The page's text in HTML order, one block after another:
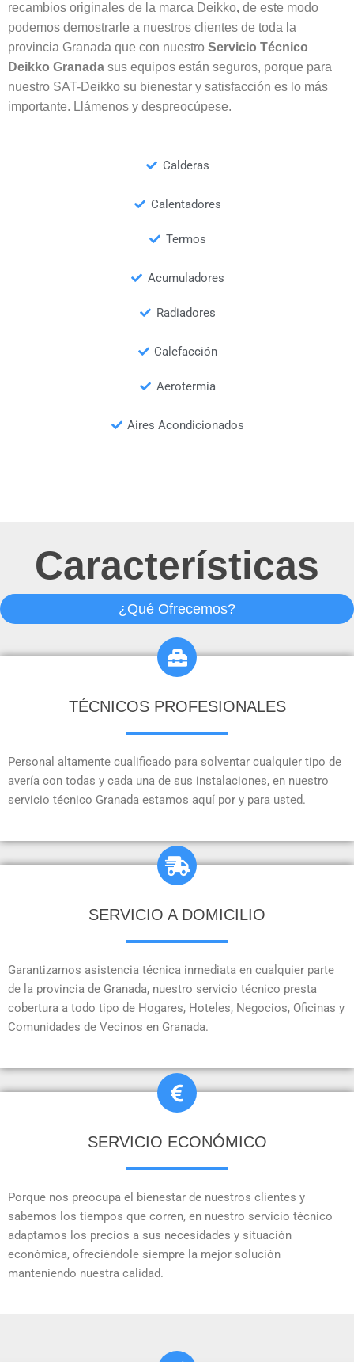
recambios originales de la marca Deikko, de este modo
podemos demostrarle a nuestros clientes de toda la
provincia Granada que con nuestro Servicio Técnico
Deikko Granada sus equipos están seguros, porque para
nuestro SAT-Deikko su bienestar y satisfacción es lo más
importante. Llámenos y despreocúpese.
Calderas
Calentadores
Termos
Acumuladores
Radiadores
Calefacción
Aerotermia
Aires Acondicionados
Características
¿Qué Ofrecemos?
TÉCNICOS PROFESIONALES
Personal altamente cualificado para solventar cualquier tipo de
avería con todas y cada una de sus instalaciones, en nuestro
servicio técnico Granada estamos aquí por y para usted.
SERVICIO A DOMICILIO
Garantizamos asistencia técnica inmediata en cualquier parte
de la provincia de Granada, nuestro servicio técnico presta
cobertura a todo tipo de Hogares, Hoteles, Negocios, Oficinas y
Comunidades de Vecinos en Granada.
SERVICIO ECONÓMICO
Porque nos preocupa el bienestar de nuestros clientes y
sabemos los tiempos que corren, en nuestro servicio técnico
adaptamos los precios a sus necesidades y situación
económica, ofreciéndole siempre la mejor solución
manteniendo nuestra calidad.